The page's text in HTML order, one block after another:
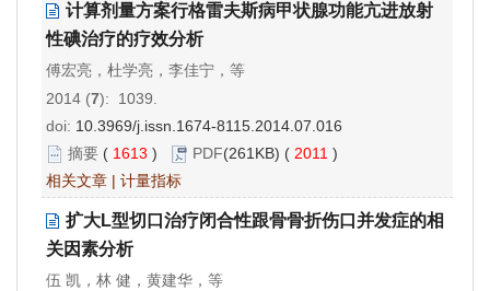
计算剂量方案行格雷夫斯病甲状腺功能亢进放射
性碘治疗的疗效分析
傅宏亮，杜学亮，李佳宁，等
2014 (7): 1039.
doi: 10.3969/j.issn.1674-8115.2014.07.016
摘要 ( 1613 ) PDF(261KB) ( 2011 )
相关文章 | 计量指标
扩大L型切口治疗闭合性跟骨骨折伤口并发症的相
关因素分析
伍 凯，林 健，黄建华，等